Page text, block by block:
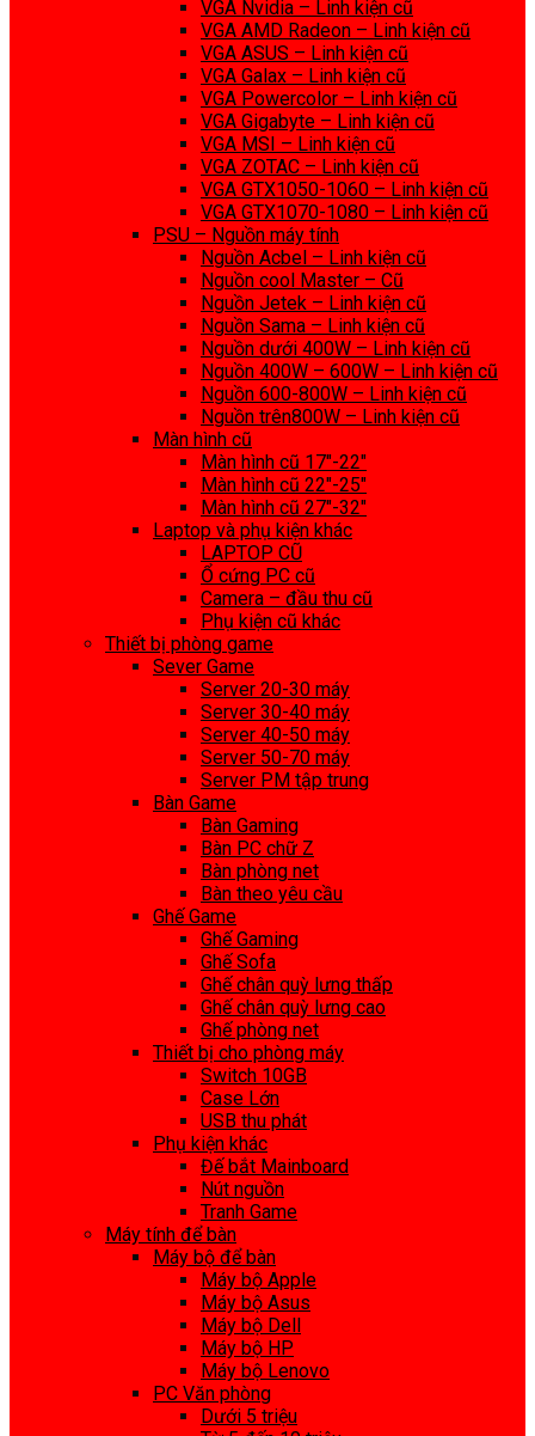
VGA Nvidia – Linh kiện cũ
VGA AMD Radeon – Linh kiện cũ
VGA ASUS – Linh kiện cũ
VGA Galax – Linh kiện cũ
VGA Powercolor – Linh kiện cũ
VGA Gigabyte – Linh kiện cũ
VGA MSI – Linh kiện cũ
VGA ZOTAC – Linh kiện cũ
VGA GTX1050-1060 – Linh kiện cũ
VGA GTX1070-1080 – Linh kiện cũ
PSU – Nguồn máy tính
Nguồn Acbel – Linh kiện cũ
Nguồn cool Master – Cũ
Nguồn Jetek – Linh kiện cũ
Nguồn Sama – Linh kiện cũ
Nguồn dưới 400W – Linh kiện cũ
Nguồn 400W – 600W – Linh kiện cũ
Nguồn 600-800W – Linh kiện cũ
Nguồn trên800W – Linh kiện cũ
Màn hình cũ
Màn hình cũ 17″-22″
Màn hình cũ 22″-25″
Màn hình cũ 27″-32″
Laptop và phụ kiện khác
LAPTOP CŨ
Ổ cứng PC cũ
Camera – đầu thu cũ
Phụ kiện cũ khác
Thiết bị phòng game
Sever Game
Server 20-30 máy
Server 30-40 máy
Server 40-50 máy
Server 50-70 máy
Server PM tập trung
Bàn Game
Bàn Gaming
Bàn PC chữ Z
Bàn phòng net
Bàn theo yêu cầu
Ghế Game
Ghế Gaming
Ghế Sofa
Ghế chân quỳ lưng thấp
Ghế chân quỳ lưng cao
Ghế phòng net
Thiết bị cho phòng máy
Switch 10GB
Case Lớn
USB thu phát
Phụ kiện khác
Đế bắt Mainboard
Nút nguồn
Tranh Game
Máy tính để bàn
Máy bộ để bàn
Máy bộ Apple
Máy bộ Asus
Máy bộ Dell
Máy bộ HP
Máy bộ Lenovo
PC Văn phòng
Dưới 5 triệu